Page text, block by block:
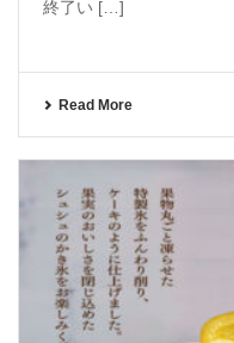
終了い […]
Read More